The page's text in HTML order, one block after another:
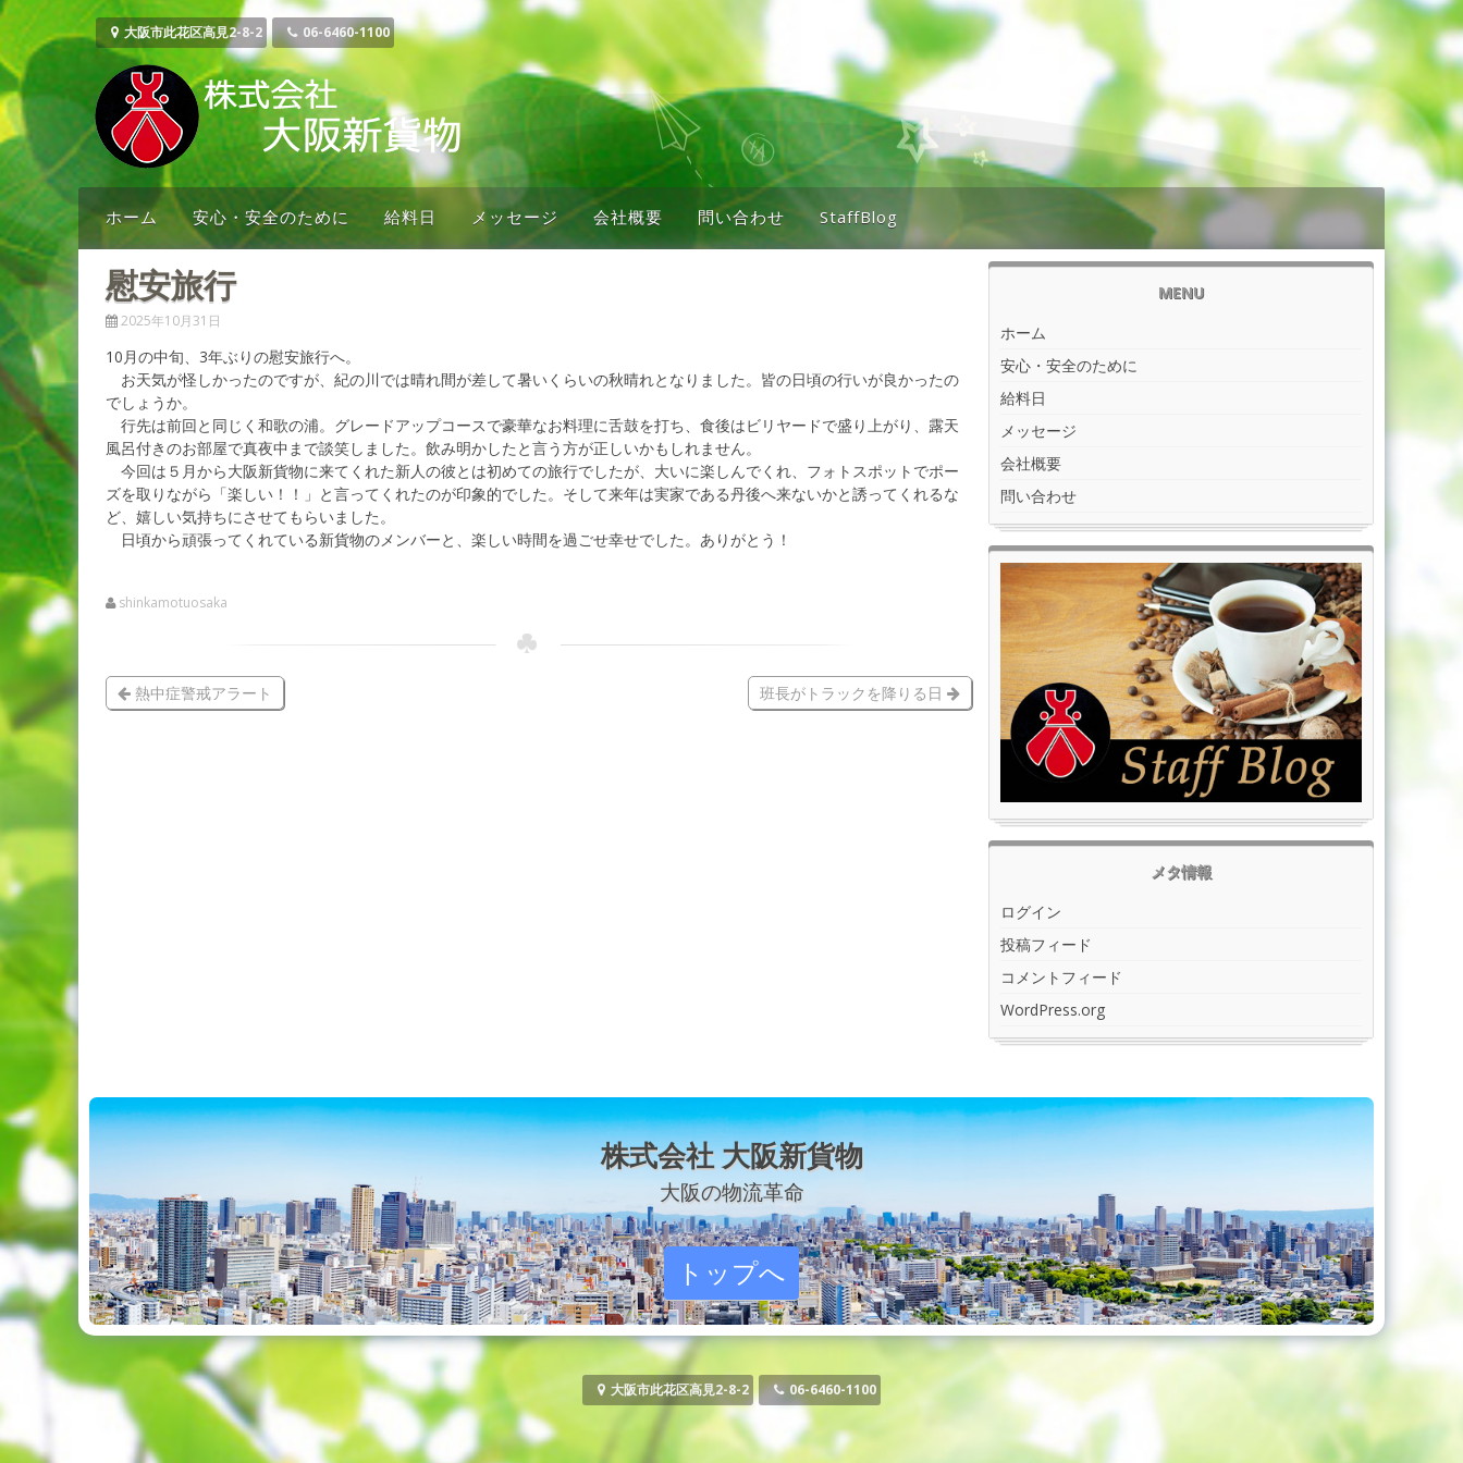
コ
ン
テ
ツ
へ
ス
キ
ッ
プ
大阪市此花区高見2-8-2 06-6460-1100
ホーム 安心・安全のために 給料日 メッセージ 会社概要 問い合わせ StaffBlog
慰安旅行
2025年10月31日
10月の中旬、3年ぶりの慰安旅行へ。
お天気が怪しかったのですが、紀の川では晴れ間が差して暑いくらいの秋晴れとなりました。皆の日頃の行いが良かったの
でしょうか。
行先は前回と同じく和歌の浦。グレードアップコースで豪華なお料理に舌鼓を打ち、食後はビリヤードで盛り上がり、露天
風呂付きのお部屋で真夜中まで談笑しました。飲み明かしたと言う方が正しいかもしれません。
今回は５月から大阪新貨物に来てくれた新人の彼とは初めての旅行でしたが、大いに楽しんでくれ、フォトスポットでポー
ズを取りながら「楽しい！！」と言ってくれたのが印象的でした。そして来年は実家である丹後へ来ないかと誘ってくれるな
ど、嬉しい気持ちにさせてもらいました。
日頃から頑張ってくれている新貨物のメンバーと、楽しい時間を過ごせ幸せでした。ありがとう！
shinkamotuosaka
熱中症警戒アラート 班長がトラックを降りる日
MENU
ホーム
安心・安全のために
給料日
メッセージ
会社概要
問い合わせ
メタ情報
ログイン
投稿フィード
コメントフィード
WordPress.org
株式会社 大阪新貨物
大阪の物流革命
トップへ
大阪市此花区高見2-8-2 06-6460-1100